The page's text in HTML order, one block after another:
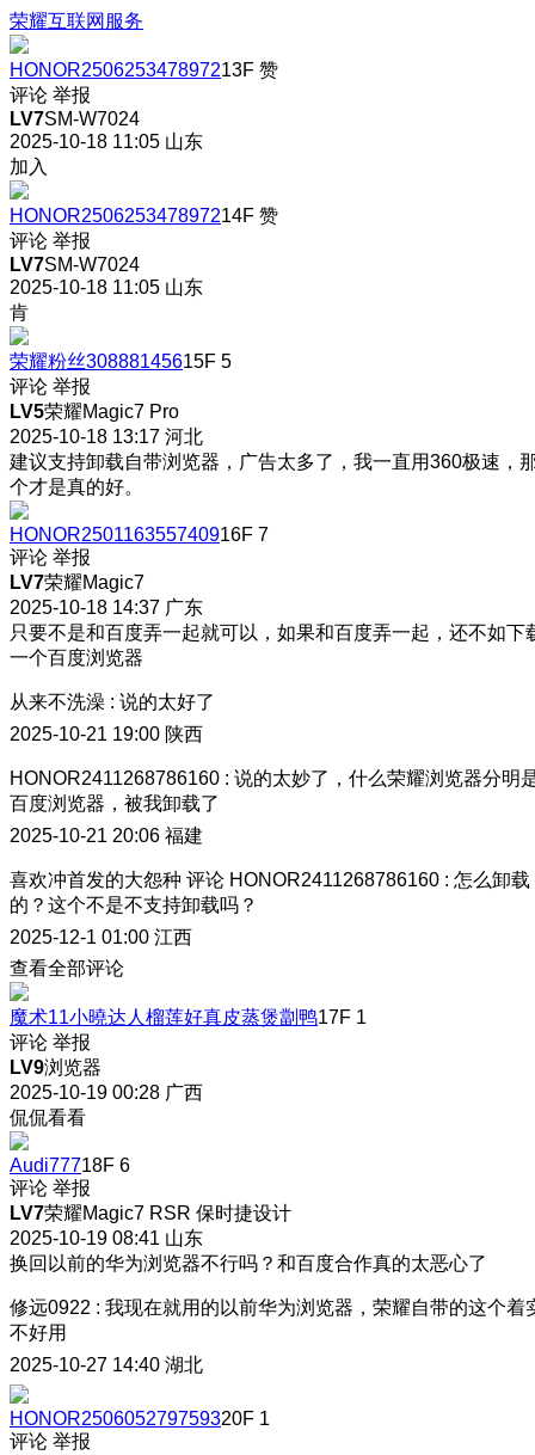
荣耀互联网服务
HONOR250625347897213F 赞
评论 举报
LV7SM-W7024
2025-10-18 11:05 山东
加入
HONOR250625347897214F 赞
评论 举报
LV7SM-W7024
2025-10-18 11:05 山东
肯
荣耀粉丝30888145615F 5
评论 举报
LV5荣耀Magic7 Pro
2025-10-18 13:17 河北
建议支持卸载自带浏览器，广告太多了，我一直用360极速，
个才是真的好。
HONOR250116355740916F 7
评论 举报
LV7荣耀Magic7
2025-10-18 14:37 广东
只要不是和百度弄一起就可以，如果和百度弄一起，还不如下
一个百度浏览器
从来不洗澡 : 说的太好了
2025-10-21 19:00 陕西
HONOR2411268786160 : 说的太妙了，什么荣耀浏览器分明
百度浏览器，被我卸载了
2025-10-21 20:06 福建
喜欢冲首发的大怨种 评论 HONOR2411268786160 : 怎么卸载
的？这个不是不支持卸载吗？
2025-12-1 01:00 江西
查看全部评论
魔术11小曉达人榴莲好真皮蒸煲劏鸭17F 1
评论 举报
LV9浏览器
2025-10-19 00:28 广西
侃侃看看
Audi77718F 6
评论 举报
LV7荣耀Magic7 RSR 保时捷设计
2025-10-19 08:41 山东
换回以前的华为浏览器不行吗？和百度合作真的太恶心了
修远0922 : 我现在就用的以前华为浏览器，荣耀自带的这个着
不好用
2025-10-27 14:40 湖北
HONOR250605279759320F 1
评论 举报